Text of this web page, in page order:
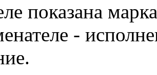
показана
-